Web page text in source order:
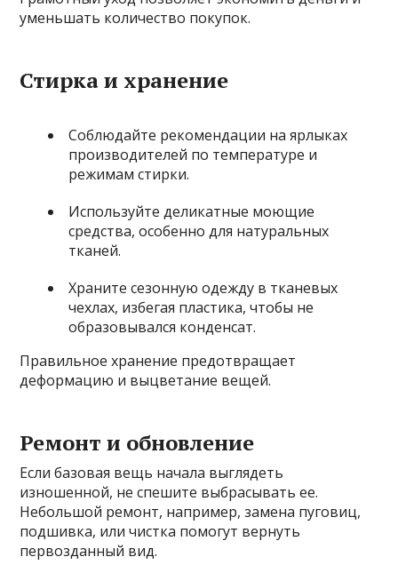
уменьшать количество покупок.
Стирка и хранение
Соблюдайте рекомендации на ярлыках
производителей по температуре и
режимам стирки.
Используйте деликатные моющие
средства, особенно для натуральных
тканей.
Храните сезонную одежду в тканевых
чехлах, избегая пластика, чтобы не
образовывался конденсат.
Правильное хранение предотвращает
деформацию и выцветание вещей.
Ремонт и обновление
Если базовая вещь начала выглядеть
изношенной, не спешите выбрасывать ее.
Небольшой ремонт, например, замена пуговиц,
подшивка, или чистка помогут вернуть
первозданный вид.